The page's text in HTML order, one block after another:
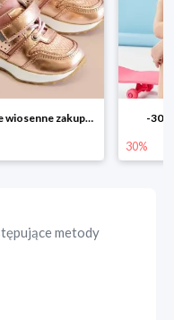
Pierwsze wiosenne zakupy -20% -
30%
metody